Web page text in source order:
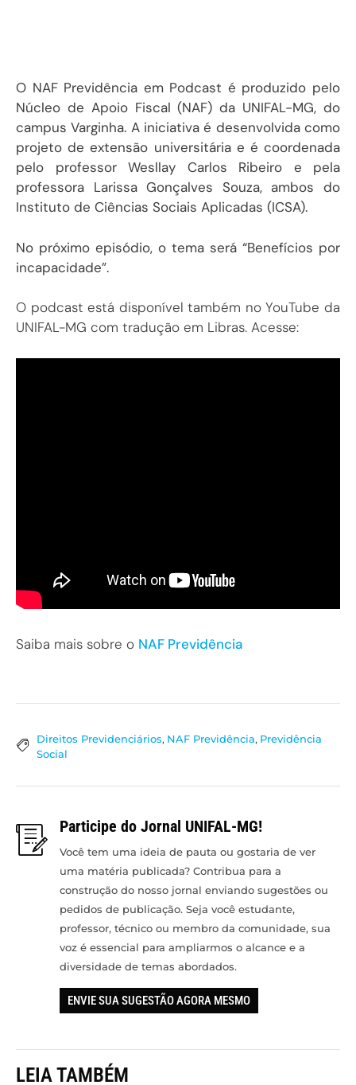
O NAF Previdência em Podcast é produzido pelo
Núcleo de Apoio Fiscal (NAF) da UNIFAL-MG, do
campus Varginha. A iniciativa é desenvolvida como
projeto de extensão universitária e é coordenada
pelo professor Wesllay Carlos Ribeiro e pela
professora Larissa Gonçalves Souza, ambos do
Instituto de Ciências Sociais Aplicadas (ICSA).
No próximo episódio, o tema será “Benefícios por
incapacidade”.
O podcast está disponível também no YouTube da
UNIFAL-MG com tradução em Libras. Acesse:
Saiba mais sobre o NAF Previdência
Direitos Previdenciários, NAF Previdência, Previdência
Social
Participe do Jornal UNIFAL-MG!
Você tem uma ideia de pauta ou gostaria de ver
uma matéria publicada? Contribua para a
construção do nosso jornal enviando sugestões ou
pedidos de publicação. Seja você estudante,
professor, técnico ou membro da comunidade, sua
voz é essencial para ampliarmos o alcance e a
diversidade de temas abordados.
ENVIE SUA SUGESTÃO AGORA MESMO
LEIA TAMBÉM